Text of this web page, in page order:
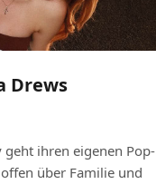
Drews
geht ihren eigenen Pop-
über Familie und